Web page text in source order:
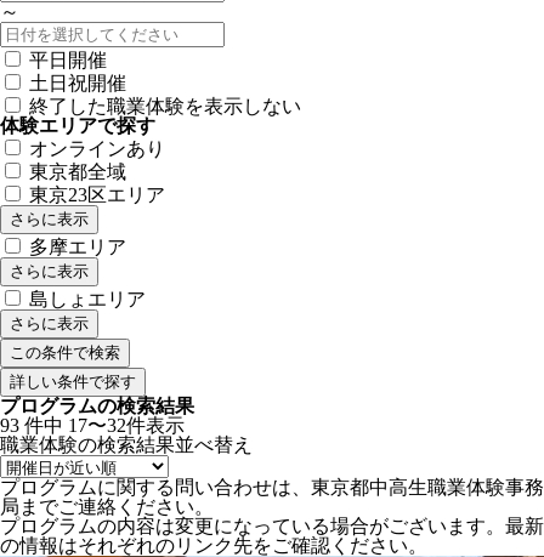
～
平日開催
土日祝開催
終了した職業体験を表示しない
体験エリアで探す
オンラインあり
東京都全域
東京23区エリア
さらに表示
多摩エリア
さらに表示
島しょエリア
さらに表示
詳しい条件で探す
プログラムの検索結果
93 件中 17〜32件表示
職業体験の検索結果並べ替え
プログラムに関する問い合わせは、東京都中高生職業体験事務
局までご連絡ください。
プログラムの内容は変更になっている場合がございます。最新
の情報はそれぞれのリンク先をご確認ください。